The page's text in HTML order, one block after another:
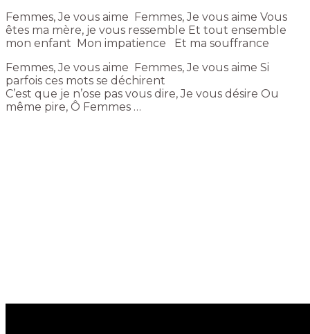
Femmes, Je vous aime Femmes, Je vous aime Vous
êtes ma mère, je vous ressemble Et tout ensemble
mon enfant Mon impatience Et ma souffrance
Femmes, Je vous aime Femmes, Je vous aime Si
parfois ces mots se déchirent
C’est que je n’ose pas vous dire, Je vous désire Ou
même pire, Ô Femmes …